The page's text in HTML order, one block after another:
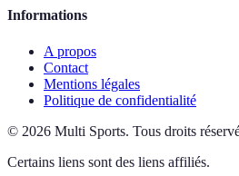
Informations
A propos
Contact
Mentions légales
Politique de confidentialité
© 2026 Multi Sports. Tous droits
Certains liens sont des liens affiliés.